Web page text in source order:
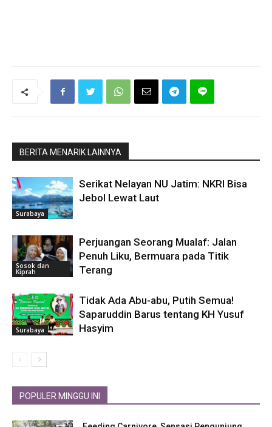
BERITA MENARIK LAINNYA
Surabaya
Serikat Nelayan NU Jatim: NKRI Bisa
Jebol Lewat Laut
Sosok dan
Kiprah
Perjuangan Seorang Mualaf: Jalan
Penuh Liku, Bermuara pada Titik
Terang
Surabaya
Tidak Ada Abu-abu, Putih Semua!
Saparuddin Barus tentang KH Yusuf
Hasyim
POPULER MINGGU INI